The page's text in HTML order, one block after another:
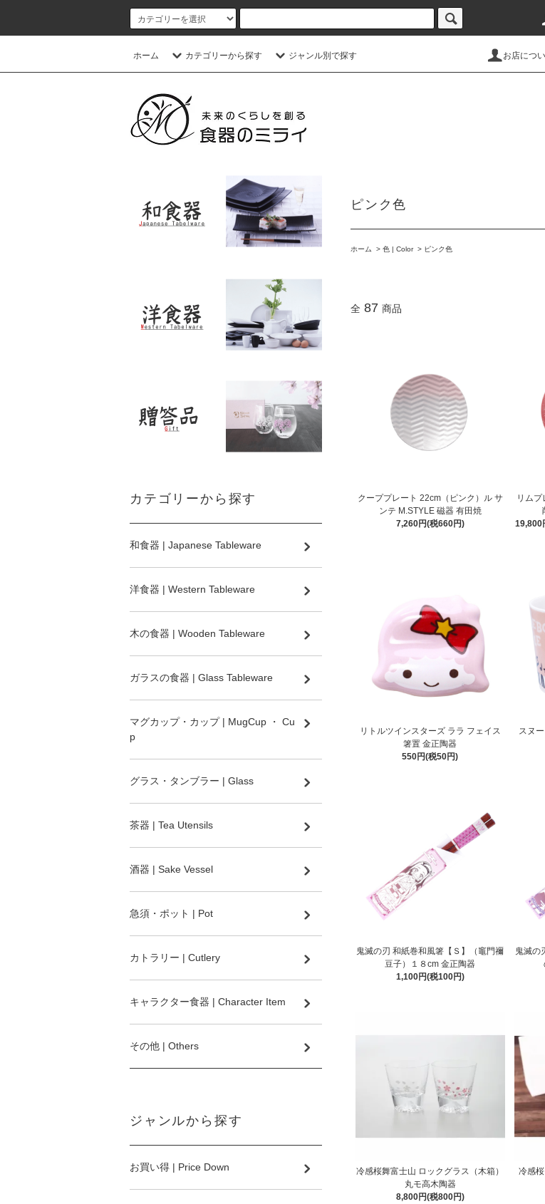
ホーム カテゴリーから探す ジャンル別で探す お店につ
ピンク色
ホーム > 色 | Color > ピンク色
全 87 商品
クーププレート 22cm（ピンク）ル サ
ンテ M.STYLE 磁器 有田焼
7,260円(税660円)
リム
19,800
リトルツインスターズ ララ フェイス
箸置 金正陶器
550円(税50円)
スヌ
鬼滅の刃 和紙巻和風箸【Ｓ】（竈門禰
豆子）１８cm 金正陶器
1,100円(税100円)
鬼滅の
冷感桜舞富士山 ロックグラス（木箱）
丸モ高木陶器
8,800円(税800円)
冷感
カテゴリーから探す
和食器 | Japanese Tableware
洋食器 | Western Tableware
木の食器 | Wooden Tableware
ガラスの食器 | Glass Tableware
マグカップ・カップ | MugCup ・ Cu
p
グラス・タンブラー | Glass
茶器 | Tea Utensils
酒器 | Sake Vessel
急須・ポット | Pot
カトラリー | Cutlery
キャラクター食器 | Character Item
その他 | Others
ジャンルから探す
お買い得 | Price Down